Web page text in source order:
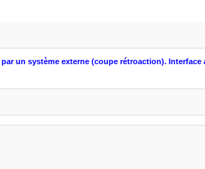
par un système externe (coupe rétroaction). Interface